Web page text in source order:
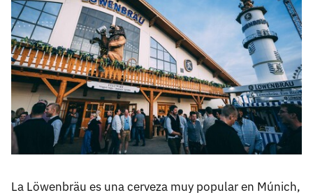
La Löwenbräu es una cerveza muy popular en Múnich,